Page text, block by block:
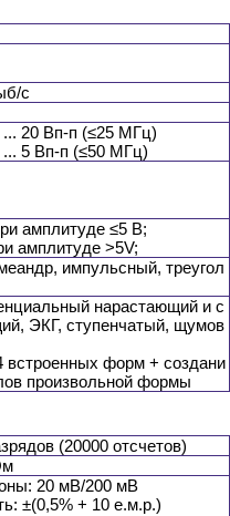
с
20 Вп-п (≤25 МГц)
5 Вп-п (≤50 МГц)
амплитуде ≤5 В;
амплитуде >5V;
импульсный, треугол
нарастающий и с
ЭКГ, ступенчатый, щумов
встроенных форм + создани
произвольной формы
(20000 отсчетов)
20 мВ/200 мВ
±(0,5% + 10 е.м.р.)